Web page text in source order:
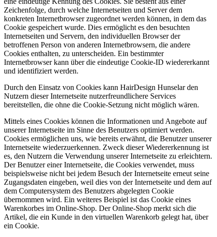
Zeichenfolge, durch welche Internetseiten und Server dem
konkreten Internetbrowser zugeordnet werden können, in dem das
Cookie gespeichert wurde. Dies ermöglicht es den besuchten
Internetseiten und Servern, den individuellen Browser der
betroffenen Person von anderen Internetbrowsern, die andere
Cookies enthalten, zu unterscheiden. Ein bestimmter
Internetbrowser kann über die eindeutige Cookie-ID wiedererkannt
und identifiziert werden.
Durch den Einsatz von Cookies kann HairDesign Hunselar den
Nutzern dieser Internetseite nutzerfreundlichere Services
bereitstellen, die ohne die Cookie-Setzung nicht möglich wären.
Mittels eines Cookies können die Informationen und Angebote auf
unserer Internetseite im Sinne des Benutzers optimiert werden.
Cookies ermöglichen uns, wie bereits erwähnt, die Benutzer unserer
Internetseite wiederzuerkennen. Zweck dieser Wiedererkennung ist
es, den Nutzern die Verwendung unserer Internetseite zu erleichtern.
Der Benutzer einer Internetseite, die Cookies verwendet, muss
beispielsweise nicht bei jedem Besuch der Internetseite erneut seine
Zugangsdaten eingeben, weil dies von der Internetseite und dem auf
dem Computersystem des Benutzers abgelegten Cookie
übernommen wird. Ein weiteres Beispiel ist das Cookie eines
Warenkorbes im Online-Shop. Der Online-Shop merkt sich die
Artikel, die ein Kunde in den virtuellen Warenkorb gelegt hat, über
ein Cookie.